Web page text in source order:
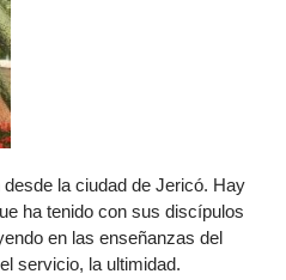
la ciudad de Jericó. Hay
ha tenido con sus discípulos
en las enseñanzas del
servicio, la ultimidad.